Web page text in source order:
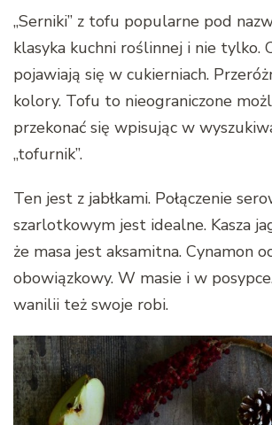
„Serniki” z tofu popularne pod
klasyka kuchni roślinnej i nie tylko.
pojawiają się w cukierniach.
kolory. Tofu to nieograniczone
przekonać się wpisując w
„tofurnik”.
Ten jest z jabłkami. Połączenie
szarlotkowym jest idealne. Kasza
że masa jest aksamitna. Cynamon
obowiązkowy. W masie i w
wanilii też swoje robi.